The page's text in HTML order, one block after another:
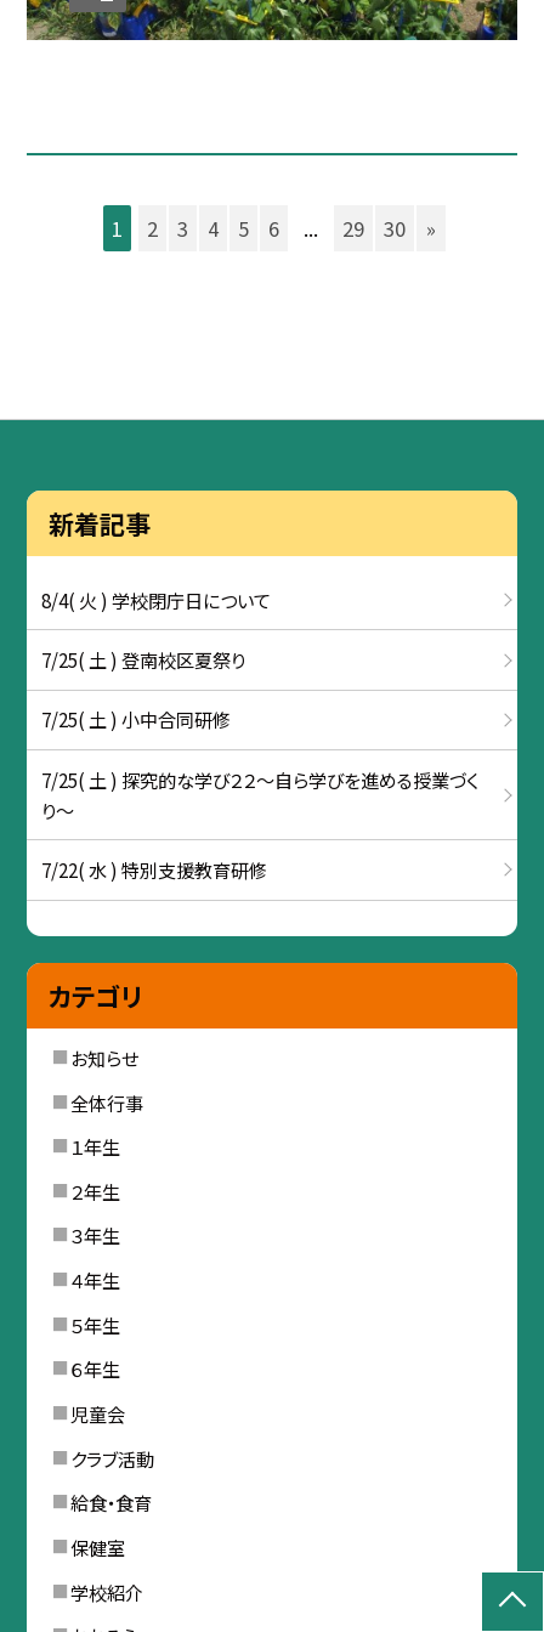
1 2 3 4 5 6 ... 29 30 »
新着記事
8/4( 火 ) 学校閉庁日について
7/25( 土 ) 登南校区夏祭り
7/25( 土 ) 小中合同研修
7/25( 土 ) 探究的な学び２２～自ら学びを進める授業づく
り～
7/22( 水 ) 特別支援教育研修
カテゴリ
お知らせ
全体行事
１年生
２年生
３年生
４年生
５年生
６年生
児童会
クラブ活動
給食・食育
保健室
学校紹介